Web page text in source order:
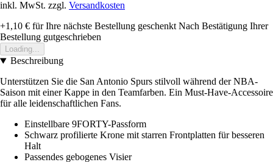
inkl. MwSt. zzgl. Versandkosten
+1,10 € für Ihre nächste Bestellung geschenkt Nach Bestätigung Ihrer
Bestellung gutgeschrieben
Loading...
Beschreibung
Unterstützen Sie die San Antonio Spurs stilvoll während der NBA-
Saison mit einer Kappe in den Teamfarben. Ein Must-Have-Accessoire
für alle leidenschaftlichen Fans.
Einstellbare 9FORTY-Passform
Schwarz profilierte Krone mit starren Frontplatten für besseren
Halt
Passendes gebogenes Visier